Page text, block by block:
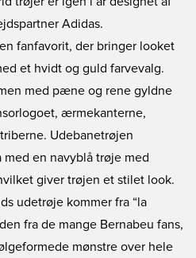
Adidas.
fanfavorit, der bringer looket
et hvidt og guld farvevalg.
med pæne og rene gyldne
ærmekanterne,
Udebanetrøjen
en navyblå trøje med
giver trøjen et stilet look.
udetrøje kommer fra “la
fra de mange Bernabeu fans,
mønstre over hele